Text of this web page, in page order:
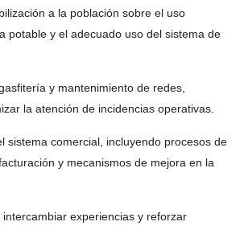
a la población sobre el uso
potable y el adecuado uso del sistema de
y mantenimiento de redes,
la atención de incidencias operativas.
sistema comercial, incluyendo procesos de
y mecanismos de mejora en la
experiencias y reforzar